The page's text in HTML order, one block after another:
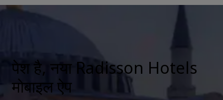
पेश है, नया Radisson Hotels
मोबाइल ऐप